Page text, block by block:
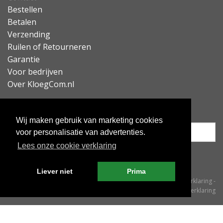
Wij maken gebruik van marketing cookies
voor personalisatie van advertenties.
Lees onze cookie verklaring
Liever niet Prima
scherm veel makkelijker schoon te houden is.
Bestellen
Betalen
Verzending
Ruilen of Retourneren
Garantie
Voor bedrijven
Over KloegCom.nl
Algemene voorwaarden-Cookieverklaring-
Privacyverklaring